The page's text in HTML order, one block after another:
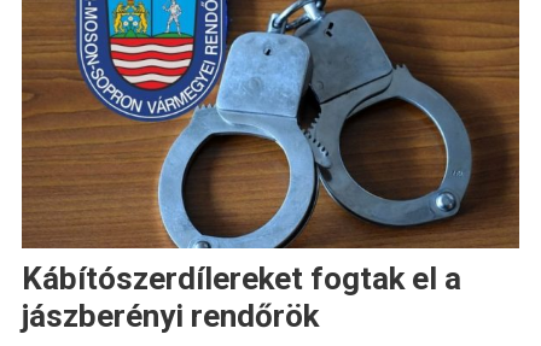
Kábítószerdílereket fogtak el a
jászberényi rendőrök